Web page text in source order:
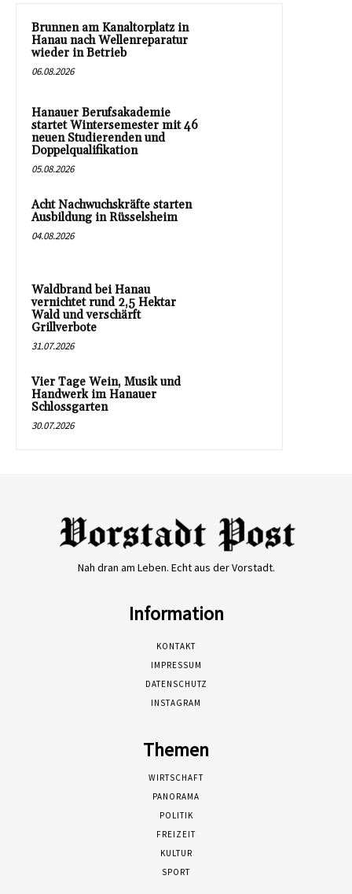
Brunnen am Kanaltorplatz in
Hanau nach Wellenreparatur
wieder in Betrieb
06.08.2026
Hanauer Berufsakademie
startet Wintersemester mit 46
neuen Studierenden und
Doppelqualifikation
05.08.2026
Acht Nachwuchskräfte starten
Ausbildung in Rüsselsheim
04.08.2026
Waldbrand bei Hanau
vernichtet rund 2,5 Hektar
Wald und verschärft
Grillverbote
31.07.2026
Vier Tage Wein, Musik und
Handwerk im Hanauer
Schlossgarten
30.07.2026
Nah dran am Leben. Echt aus der Vorstadt.
Information
KONTAKT
IMPRESSUM
DATENSCHUTZ
INSTAGRAM
Themen
WIRTSCHAFT
PANORAMA
POLITIK
FREIZEIT
KULTUR
SPORT